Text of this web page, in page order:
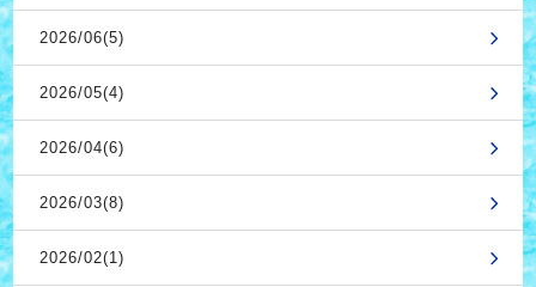
2026/06(5)
2026/05(4)
2026/04(6)
2026/03(8)
2026/02(1)